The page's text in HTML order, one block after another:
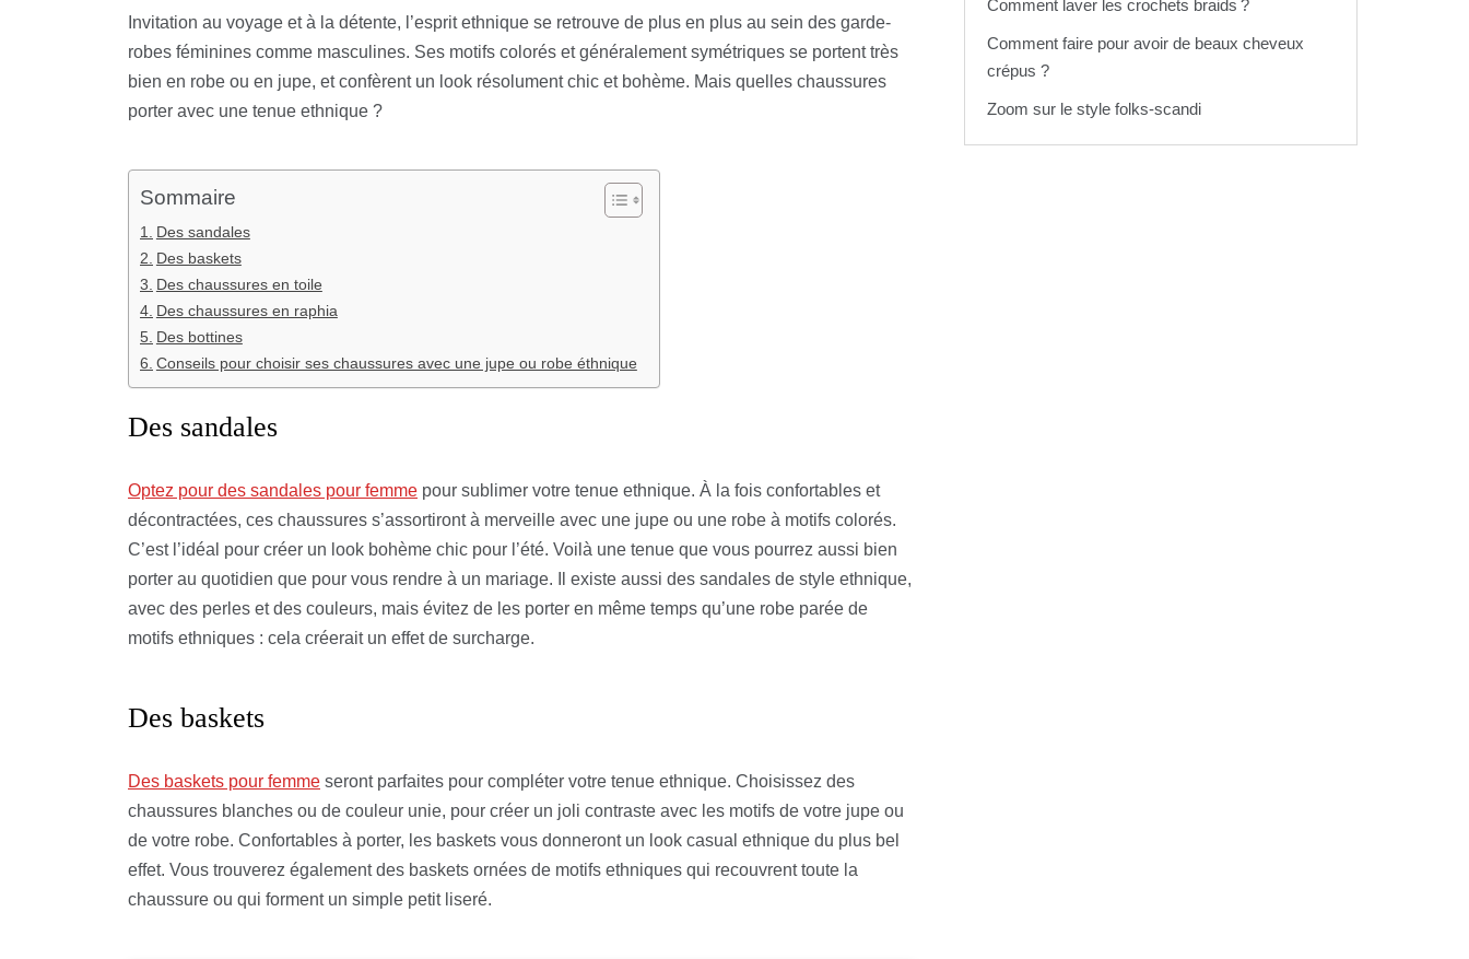
Invitation au voyage et à la détente, l’esprit ethnique se retrouve de plus en plus au sein des garde-
robes féminines comme masculines. Ses motifs colorés et généralement symétriques se portent très
bien en robe ou en jupe, et confèrent un look résolument chic et bohème. Mais quelles chaussures
porter avec une tenue ethnique ?
Sommaire
Des sandales
Des baskets
Des chaussures en toile
Des chaussures en raphia
Des bottines
Conseils pour choisir ses chaussures avec une jupe ou robe éthnique
Des sandales
Optez pour des sandales pour femme pour sublimer votre tenue ethnique. À la fois confortables et
décontractées, ces chaussures s’assortiront à merveille avec une jupe ou une robe à motifs colorés.
C’est l’idéal pour créer un look bohème chic pour l’été. Voilà une tenue que vous pourrez aussi bien
porter au quotidien que pour vous rendre à un mariage. Il existe aussi des sandales de style ethnique,
avec des perles et des couleurs, mais évitez de les porter en même temps qu’une robe parée de
motifs ethniques : cela créerait un effet de surcharge.
Des baskets
Des baskets pour femme seront parfaites pour compléter votre tenue ethnique. Choisissez des
chaussures blanches ou de couleur unie, pour créer un joli contraste avec les motifs de votre jupe ou
de votre robe. Confortables à porter, les baskets vous donneront un look casual ethnique du plus bel
effet. Vous trouverez également des baskets ornées de motifs ethniques qui recouvrent toute la
chaussure ou qui forment un simple petit liseré.
Comment laver les crochets braids ?
Comment faire pour avoir de beaux cheveux
crépus ?
Zoom sur le style folks-scandi